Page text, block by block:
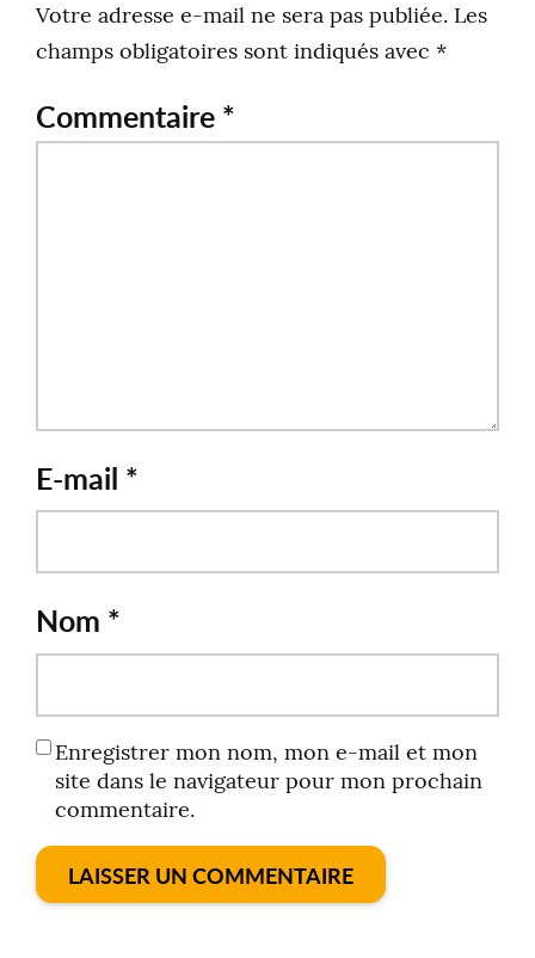
Votre adresse e-mail ne sera pas publiée. Les
champs obligatoires sont indiqués avec*
Commentaire*
E-mail *
Nom *
Enregistrer mon nom, mon e-mail et mon
site dans le navigateur pour mon prochain
commentaire.